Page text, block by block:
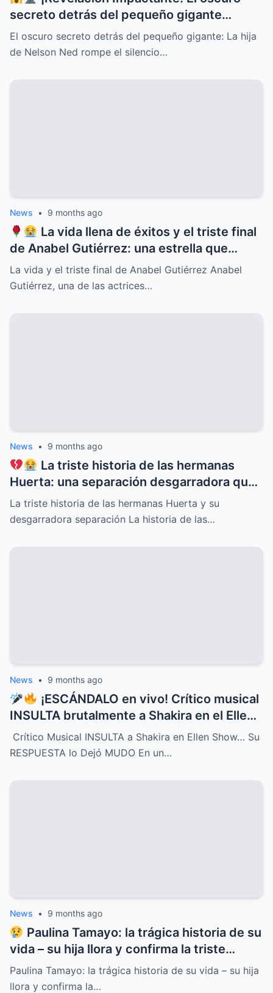
secreto detrás del pequeño gigante
Nelson Ned sale a la luz cuando su hija
rompe el silencio y deja al mundo en shock
El oscuro secreto detrás del pequeño gigante: La hija
de Nelson Ned rompe el silencio…
News • 9 months ago
La vida llena de éxitos y el triste final
de Anabel Gutiérrez: una estrella que
iluminó el cine y la televisión mexicana
pero cuyo destino estuvo marcado por el
La vida y el triste final de Anabel Gutiérrez Anabel
Gutiérrez, una de las actrices…
News • 9 months ago
La triste historia de las hermanas
Huerta: una separación desgarradora que
nadie vio venir, conflictos familiares
ocultos, secretos dolorosos y un drama
La triste historia de las hermanas Huerta y su
desgarradora separación La historia de las…
News • 9 months ago
¡ESCÁNDALO en vivo! Crítico musical
INSULTA brutalmente a Shakira en el Ellen
Show, pero la respuesta de la cantante fue
tan contundente y brillante que dejó al
Crítico Musical INSULTA a Shakira en Ellen Show… Su
RESPUESTA lo Dejó MUDO En un…
News • 9 months ago
Paulina Tamayo: la trágica historia de su
vida – su hija llora y confirma la triste
noticia
Paulina Tamayo: la trágica historia de su vida – su hija
llora y confirma la…